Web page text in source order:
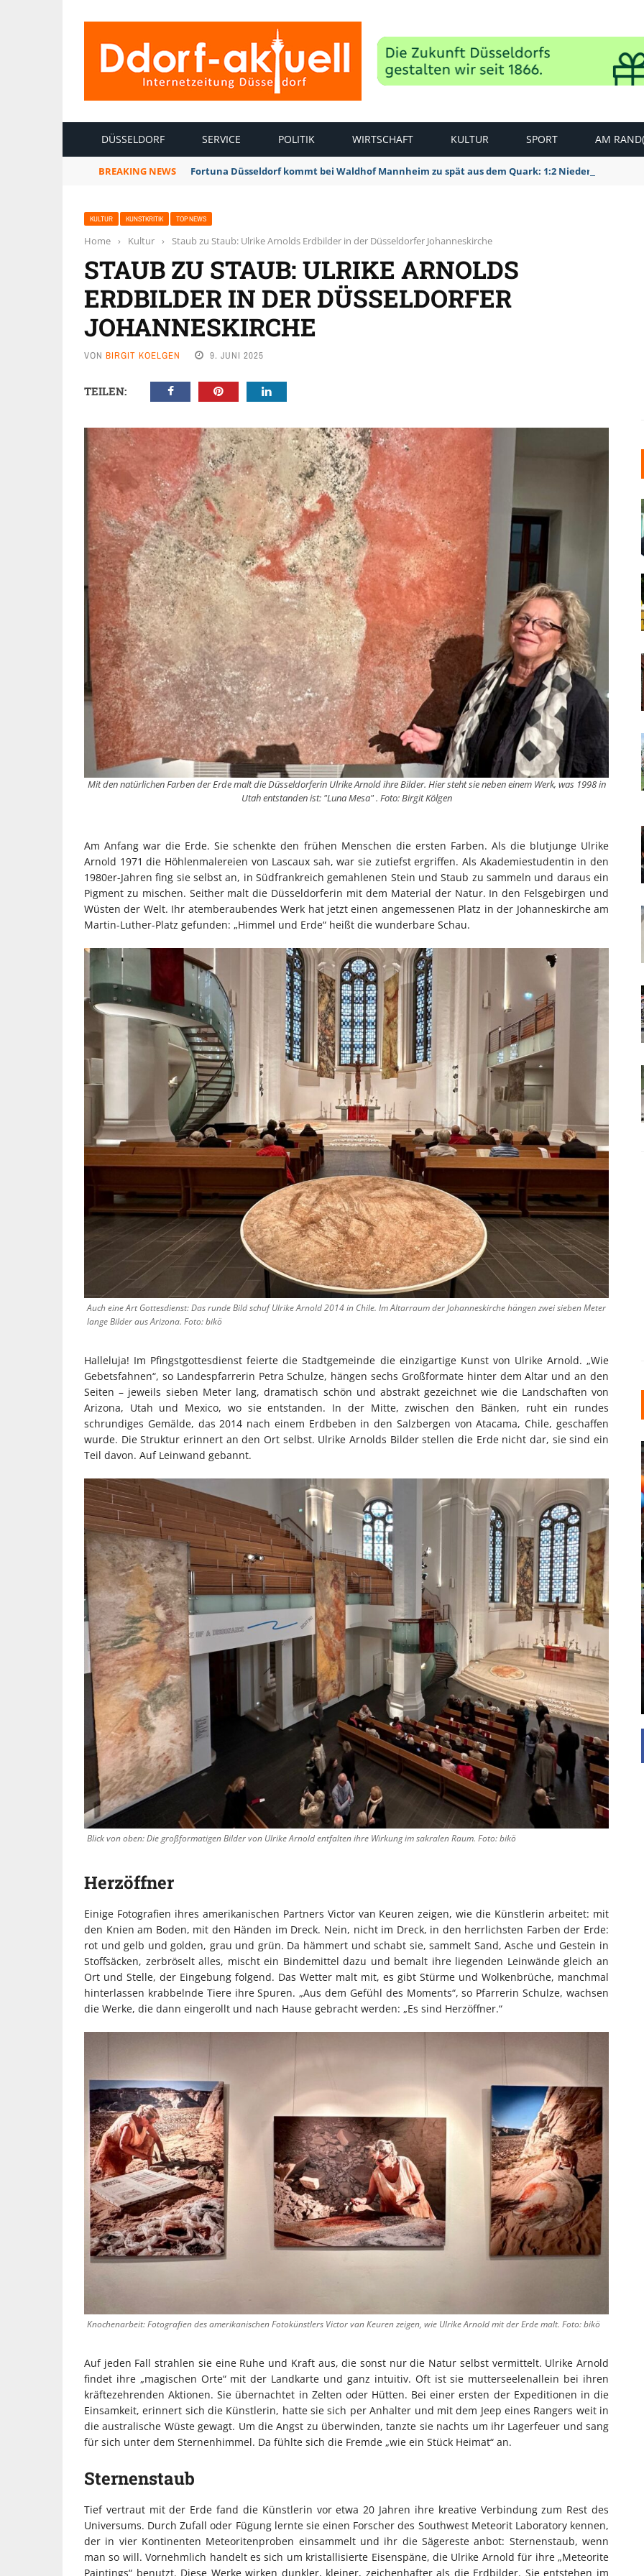
DÜSSELDORF SERVICE POLITIK WIRTSCHAFT KULTUR SPORT AM
BREAKING NEWS Fortuna Düsseldorf kommt bei Waldhof Mannheim zu spät aus dem Quark: 1:2 Niederlage
KULTUR KUNSTKRITIK TOP NEWS
Home › Kultur › Staub zu Staub: Ulrike Arnolds Erdbilder in der Düsseldorfer Johanneskirche
STAUB ZU STAUB: ULRIKE ARNOLDS
ERDBILDER IN DER DÜSSELDORFER
JOHANNESKIRCHE
VON BIRGIT KOELGEN 9. JUNI 2025
TEILEN:
Mit den natürlichen Farben der Erde malt die Düsseldorferin Ulrike Arnold ihre Bilder. Hier steht sie neben einem Werk, was 1998 in
Utah entstanden ist: "Luna Mesa" . Foto: Birgit Kölgen
Am Anfang war die Erde. Sie schenkte den frühen Menschen die ersten Farben. Als die blutjunge Ulrike
Arnold 1971 die Höhlenmalereien von Lascaux sah, war sie zutiefst ergriffen. Als Akademiestudentin in den
1980er-Jahren fing sie selbst an, in Südfrankreich gemahlenen Stein und Staub zu sammeln und daraus ein
Pigment zu mischen. Seither malt die Düsseldorferin mit dem Material der Natur. In den Felsgebirgen und
Wüsten der Welt. Ihr atemberaubendes Werk hat jetzt einen angemessenen Platz in der Johanneskirche am
Martin-Luther-Platz gefunden: „Himmel und Erde“ heißt die wunderbare Schau.
Auch eine Art Gottesdienst: Das runde Bild schuf Ulrike Arnold 2014 in Chile. Im Altarraum der Johanneskirche hängen zwei sieben Meter
lange Bilder aus Arizona. Foto: bikö
Halleluja! Im Pfingstgottesdienst feierte die Stadtgemeinde die einzigartige Kunst von Ulrike Arnold. „Wie
Gebetsfahnen“, so Landespfarrerin Petra Schulze, hängen sechs Großformate hinter dem Altar und an den
Seiten – jeweils sieben Meter lang, dramatisch schön und abstrakt gezeichnet wie die Landschaften von
Arizona, Utah und Mexico, wo sie entstanden. In der Mitte, zwischen den Bänken, ruht ein rundes
schrundiges Gemälde, das 2014 nach einem Erdbeben in den Salzbergen von Atacama, Chile, geschaffen
wurde. Die Struktur erinnert an den Ort selbst. Ulrike Arnolds Bilder stellen die Erde nicht dar, sie sind ein
Teil davon. Auf Leinwand gebannt.
Blick von oben: Die großformatigen Bilder von Ulrike Arnold entfalten ihre Wirkung im sakralen Raum. Foto: bikö
Herzöffner
Einige Fotografien ihres amerikanischen Partners Victor van Keuren zeigen, wie die Künstlerin arbeitet: mit
den Knien am Boden, mit den Händen im Dreck. Nein, nicht im Dreck, in den herrlichsten Farben der Erde:
rot und gelb und golden, grau und grün. Da hämmert und schabt sie, sammelt Sand, Asche und Gestein in
Stoffsäcken, zerbröselt alles, mischt ein Bindemittel dazu und bemalt ihre liegenden Leinwände gleich an
Ort und Stelle, der Eingebung folgend. Das Wetter malt mit, es gibt Stürme und Wolkenbrüche, manchmal
hinterlassen krabbelnde Tiere ihre Spuren. „Aus dem Gefühl des Moments“, so Pfarrerin Schulze, wachsen
die Werke, die dann eingerollt und nach Hause gebracht werden: „Es sind Herzöffner.“
Knochenarbeit: Fotografien des amerikanischen Fotokünstlers Victor van Keuren zeigen, wie Ulrike Arnold mit der Erde malt. Foto: bikö
Auf jeden Fall strahlen sie eine Ruhe und Kraft aus, die sonst nur die Natur selbst vermittelt. Ulrike Arnold
findet ihre „magischen Orte“ mit der Landkarte und ganz intuitiv. Oft ist sie mutterseelenallein bei ihren
kräftezehrenden Aktionen. Sie übernachtet in Zelten oder Hütten. Bei einer ersten der Expeditionen in die
Einsamkeit, erinnert sich die Künstlerin, hatte sie sich per Anhalter und mit dem Jeep eines Rangers weit in
die australische Wüste gewagt. Um die Angst zu überwinden, tanzte sie nachts um ihr Lagerfeuer und sang
für sich unter dem Sternenhimmel. Da fühlte sich die Fremde „wie ein Stück Heimat“ an.
Sternenstaub
Tief vertraut mit der Erde fand die Künstlerin vor etwa 20 Jahren ihre kreative Verbindung zum Rest des
Universums. Durch Zufall oder Fügung lernte sie einen Forscher des Southwest Meteorit Laboratory kennen,
der in vier Kontinenten Meteoritenproben einsammelt und ihr die Sägereste anbot: Sternenstaub, wenn
man so will. Vornehmlich handelt es sich um kristallisierte Eisenspäne, die Ulrike Arnold für ihre „Meteorite
Paintings“ benutzt. Diese Werke wirken dunkler, kleiner, zeichenhafter als die Erdbilder. Sie entstehen im
INDUSTRIELLER CHIC: WIE
KUNSTSTOFFFENSTER DEN
LOFT-STIL IN IHREM
EINFAMILIENHAUS
UNTERSTÜTZEN
Die Inspiration des industriellen Chics sind die
Werkshallen des Industriezeitalters. Die Basis für
diesen Stil sind große Räume, schlicht gehalten
mit rustikalen Elementen und großen
Fensterflächen. Wie so vieles wurde ...